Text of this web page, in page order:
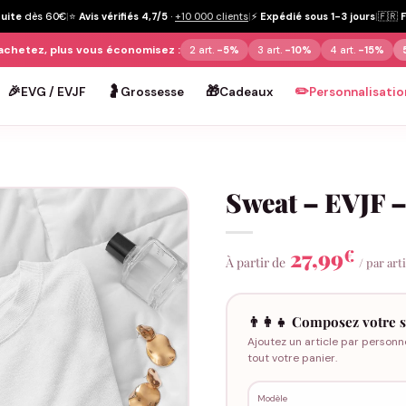
dès 60€|⭐ Avis vérifiés 4,7/5 · +10 000 clients|⚡ Expédié sous 1-3 jours|🇫🇷
plus vous économisez : 2 art. -5% 3 art. -10% 4 art. -15%
🎉EVG / EVJF 🤰 Grossesse 🎁Cadeaux ✏️
Sweat – EVJF
À partir de 27,99€ / par
👨‍👩‍👧 Composez votre
Ajoutez un article par
tout votre panier.
Modèle